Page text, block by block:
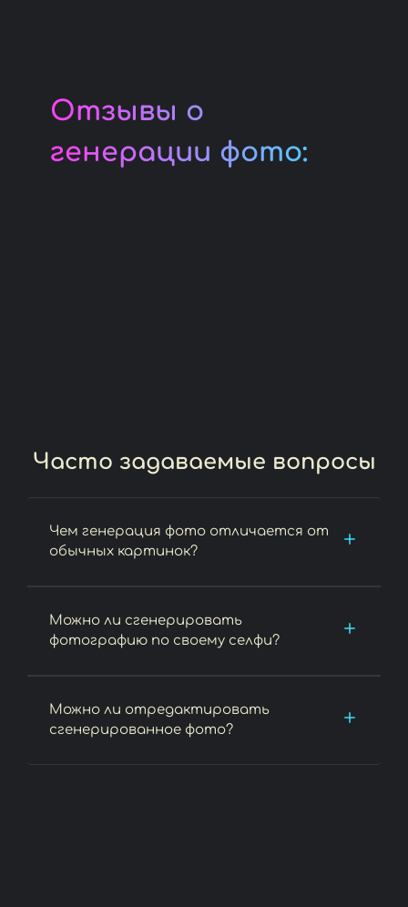
Отзывы о
генерации фото:
Часто задаваемые вопросы
Чем генерация фото отличается от
обычных картинок?
Можно ли сгенерировать
фотографию по своему селфи?
Можно ли отредактировать
сгенерированное фото?